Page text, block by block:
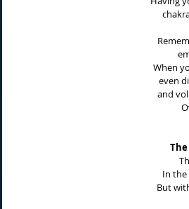
When
even
and
In the
But